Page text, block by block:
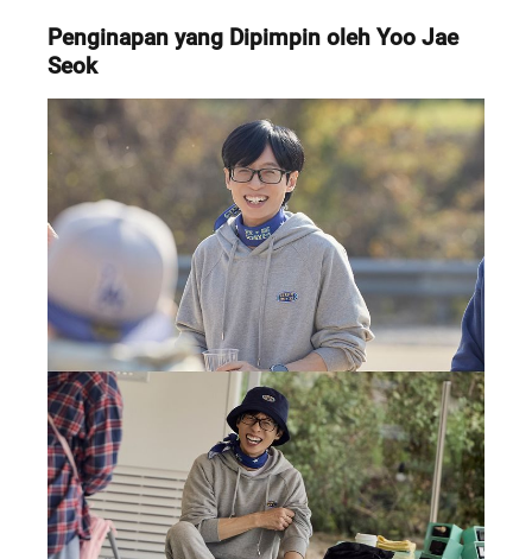
Penginapan yang Dipimpin oleh Yoo Jae
Seok